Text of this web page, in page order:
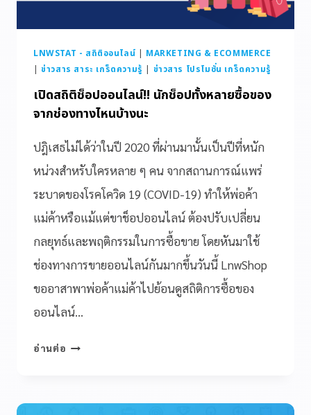
LNWSTAT - สถิติออนไลน์ | MARKETING & ECOMMERCE
|ข่าวสาร สาระ เกร็ดความรู้ | ข่าวสาร โปรโมชั่น เกร็ดความรู้
เปิดสถิติช็อปออนไลน์!! นักช็อปทั้งหลายซื้อของ
จากช่องทางไหนบ้างนะ
ปฎิเสธไม่ได้ว่าในปี 2020 ที่ผ่านมานั้นเป็นปีที่หนัก
หน่วงสำหรับใครหลาย ๆ คน จากสถานการณ์แพร่
ระบาดของโรคโควิด 19 (COVID-19) ทำให้พ่อค้า
แม่ค้าหรือแม้แต่ขาช็อปออนไลน์ ต้องปรับเปลี่ยน
กลยุทธ์และพฤติกรรมในการซื้อขาย โดยหันมาใช้
ช่องทางการขายออนไลน์กันมากขึ้นวันนี้ LnwShop
ขออาสาพาพ่อค้าแม่ค้าไปย้อนดูสถิติการซื้อของ
ออนไลน์…
อ่านต่อ